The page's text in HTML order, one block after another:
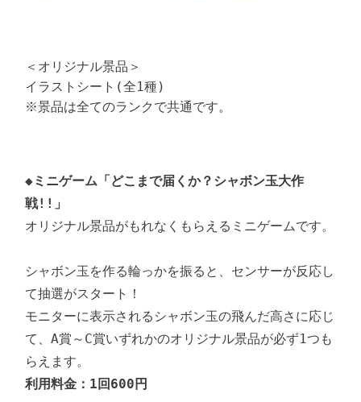
＜オリジナル景品＞
イラストシート(全1種)
※景品は全てのランクで共通です。
◆ミニゲーム「どこまで届くか？シャボン玉大作
戦!!」
オリジナル景品がもれなくもらえるミニゲームです。
シャボン玉を作る輪っかを振ると、センサーが反応し
て抽選がスタート！
モニターに表示されるシャボン玉の飛んだ高さに応じ
て、A賞～C賞いずれかのオリジナル景品が必ず1つも
利用料金：1回600円